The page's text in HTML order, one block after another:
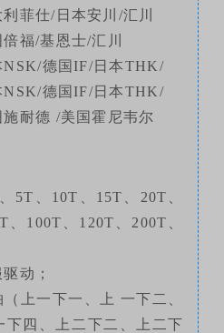
菲仕/日本安川/汇川
福/基恩士/汇川
NSK/德国IF/日本THK/
NSK/德国IF/日本THK/
耐德 /美国霍尼韦尔
5T、10T、15T、20T、
、100T、120T、200T、
动；
上一下一、上 一下二、
下四、上二下二、上二下